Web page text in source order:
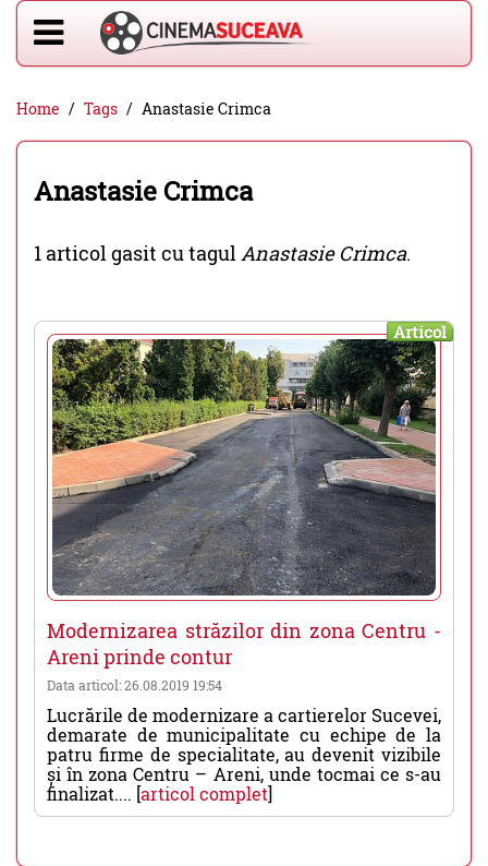
Home Tags Anastasie Crimca
Anastasie Crimca
1 articol gasit cu tagulAnastasie Crimca.
Articol
Modernizarea străzilor din zona Centru -
Areni prinde contur
Data articol: 26.08.2019 19:54
Lucrările de modernizare a cartierelor Sucevei,
demarate de municipalitate cu echipe de la
patru firme de specialitate, au devenit vizibile
și în zona Centru – Areni, unde tocmai ce s-au
finalizat.... [articol complet]